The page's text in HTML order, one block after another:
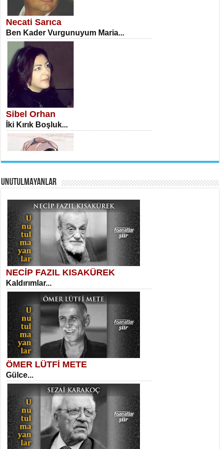
Öğretmenler Günü Mahkemesi...
İSA KARATEPE
Ekranlar Arasında Kaybolan İnsan...
AHMET URFALI
Tahlil Denemesi...
SELAHATTİN YILDIZ
İnsanın Zindanı...
MEHMET TAŞTAN
Vagon’da Bir Şairle...
Necati Sarıca
Ben Kader Vurgunuyum Maria...
Sibel Orhan
İki Kırık Boşluk...
Meral Yağmur
Eski Bir Şiir...
Kadir Ünal
Ayağıma Dolanan Yokuş...
Mehmet Çoban
Elmira...
UNUTULMAYANLAR
NECİP FAZIL KISAKÜREK
Kaldırımlar...
ÖMER LÜTFİ METE
Gülce...